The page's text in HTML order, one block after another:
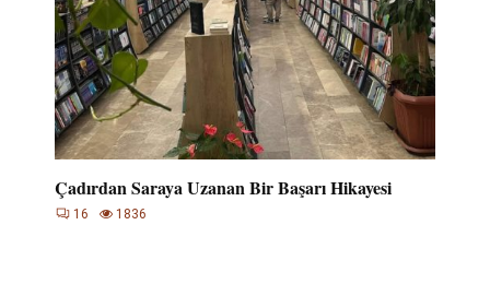
Çadırdan Saraya Uzanan Bir Başarı Hikayesi
16 1836